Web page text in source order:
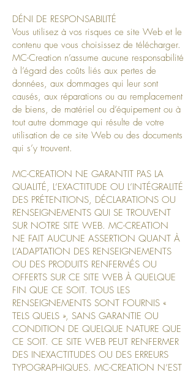
DÉNI DE RESPONSABILITÉ
Vous utilisez à vos risques ce site Web et le
contenu que vous choisissez de télécharger.
MC-Creation n’assume aucune responsabilité
à l’égard des coûts liés aux pertes de
données, aux dommages qui leur sont
causés, aux réparations ou au remplacement
de biens, de matériel ou d’équipement ou à
tout autre dommage qui résulte de votre
utilisation de ce site Web ou des documents
qui s’y trouvent.
MC-CREATION NE GARANTIT PAS LA
QUALITÉ, L’EXACTITUDE OU L’INTÉGRALITÉ
DES PRÉTENTIONS, DÉCLARATIONS OU
RENSEIGNEMENTS QUI SE TROUVENT
SUR NOTRE SITE WEB. MC-CREATION
NE FAIT AUCUNE ASSERTION QUANT À
L’ADAPTATION DES RENSEIGNEMENTS
OU DES PRODUITS RENFERMÉS OU
OFFERTS SUR CE SITE WEB À QUELQUE
FIN QUE CE SOIT. TOUS LES
RENSEIGNEMENTS SONT FOURNIS «
TELS QUELS », SANS GARANTIE OU
CONDITION DE QUELQUE NATURE QUE
CE SOIT. CE SITE WEB PEUT RENFERMER
DES INEXACTITUDES OU DES ERREURS
TYPOGRAPHIQUES. MC-CREATION N’EST